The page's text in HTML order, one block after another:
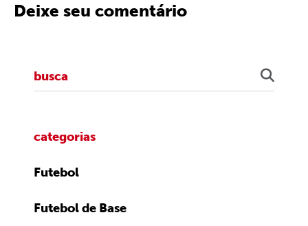
Deixe seu comentário
categorias
Futebol
Futebol de Base